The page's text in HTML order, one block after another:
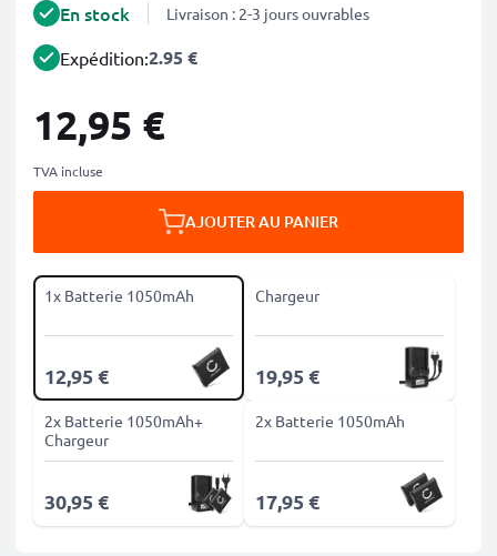
En stock Livraison : 2-3 jours ouvrables
Expédition:2.95 €
12,95 €
TVA incluse
AJOUTER AU PANIER
1x Batterie 1050mAh
12,95 €
Chargeur
19,95 €
2x Batterie 1050mAh+
Chargeur
30,95 €
2x Batterie 1050mAh
17,95 €